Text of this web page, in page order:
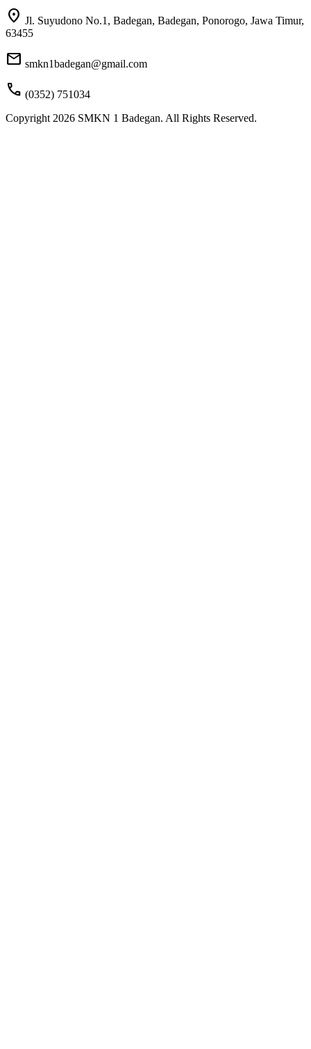
location_on Jl. Suyudono No.1, Badegan, Badegan, Ponorogo, Jawa Timur,
63455
mail smkn1badegan@gmail.com
call (0352) 751034
Copyright 2026 SMKN 1 Badegan. All Rights Reserved.